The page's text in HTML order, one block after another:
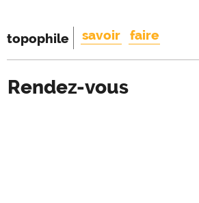
topophile savoir faire
Rendez-vous